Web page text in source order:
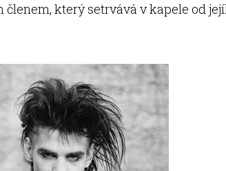
který setrvává v kapele od